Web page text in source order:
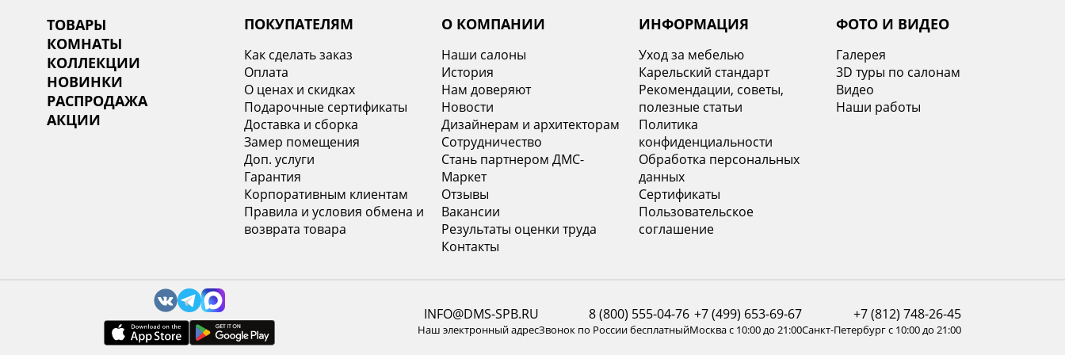
ТОВАРЫ
КОМНАТЫ
КОЛЛЕКЦИИ
НОВИНКИ
РАСПРОДАЖА
АКЦИИ
ПОКУПАТЕЛЯМ
Как сделать заказ
Оплата
О ценах и скидках
Подарочные сертификаты
Доставка и сборка
Замер помещения
Доп. услуги
Гарантия
Корпоративным клиентам
Правила и условия обмена и
возврата товара
О КОМПАНИИ
Наши салоны
История
Нам доверяют
Новости
Дизайнерам и архитекторам
Сотрудничество
Стань партнером ДМС-
Маркет
Отзывы
Вакансии
Результаты оценки труда
Контакты
ИНФОРМАЦИЯ
Уход за мебелью
Карельский стандарт
Рекомендации, советы,
полезные статьи
Политика
конфиденциальности
Обработка персональных
данных
Сертификаты
Пользовательское
соглашение
ФОТО И ВИДЕО
Галерея
3D туры по салонам
Видео
Наши работы
INFO@DMS-SPB.RU
Наш электронный адрес
8 (800) 555-04-76
Звонок по России бесплатный
+7 (499) 653-69-67
Москва с 10:00 до 21:00
+7 (812) 748-26-45
Санкт-Петербург с 10:00 до 21:00